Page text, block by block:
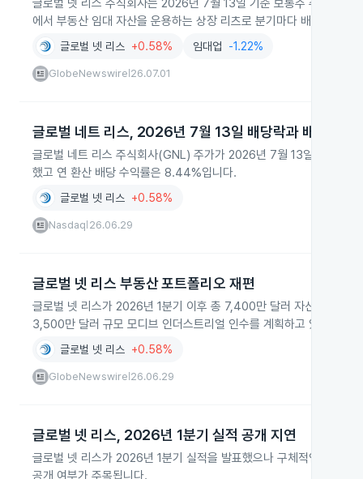
글로벌 넷 리스 주식회사는 2026년 7월 13일 기준 보통주 주주에게
에서 부동산 임대 자산을 운용하는 상장 리츠로 분기마다 배당을 실시
글로벌 넷 리스 +0.58% 임대업 -1.22%
GlobeNewswire 26.07.01
글로벌 네트 리스, 2026년 7월 13일 배당락과 배당 랠리
글로벌 네트 리스 주식회사(GNL) 주가가 2026년 7월 13일 배당락
했고 연 환산 배당 수익률은 8.44%입니다.
글로벌 넷 리스 +0.58%
Nasdaq 26.06.29
글로벌 넷 리스 부동산 포트폴리오 재편
글로벌 넷 리스가 2026년 1분기 이후 총 7,400만 달러 자산을 매각
3,500만 달러 규모 모디브 인더스트리얼 인수를 계획하고 있습니다.
글로벌 넷 리스 +0.58%
GlobeNewswire 26.06.29
글로벌 넷 리스, 2026년 1분기 실적 공개 지연
글로벌 넷 리스가 2026년 1분기 실적을 발표했으나 구체적인 수치가
공개 여부가 주목됩니다.